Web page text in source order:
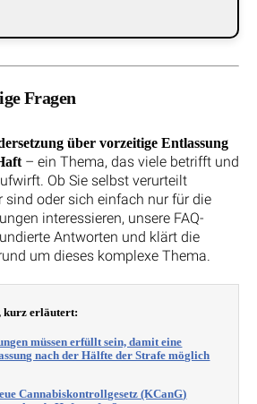
Fragen
über vorzeitige Entlassung
– ein Thema, das viele betrifft und
Ob Sie selbst verurteilt
sind oder sich einfach nur für die
interessieren, unsere FAQ-
Antworten und klärt die
um dieses komplexe Thema.
kurz erläutert:
müssen erfüllt sein, damit eine
nach der Hälfte der Strafe möglich
Cannabiskontrollgesetz (KCanG)